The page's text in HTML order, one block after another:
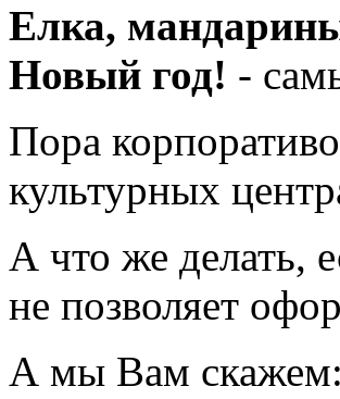
Елка,
Новый год! -
Пора
культурных
А что же делать,
не позволяет
А мы Вам